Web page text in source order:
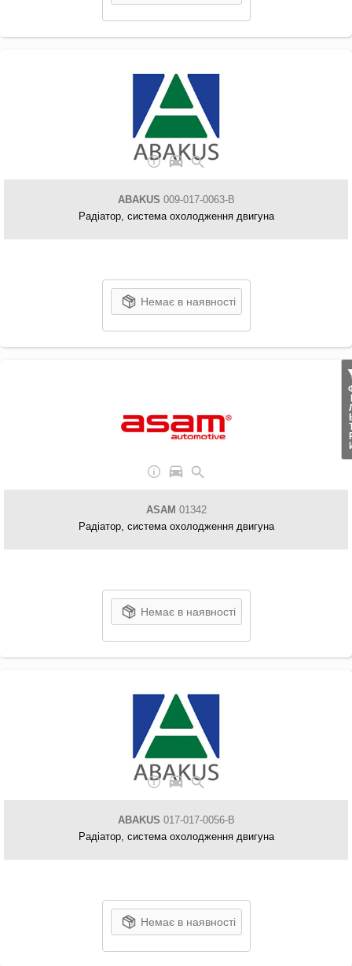
ABAKUS 009-017-0063-B
Радіатор, система охолодження двигуна
Немає в наявності
ASAM 01342
Радіатор, система охолодження двигуна
Немає в наявності
ABAKUS 017-017-0056-B
Радіатор, система охолодження двигуна
Немає в наявності